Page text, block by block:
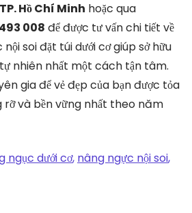
Hồ Chí Minh hoặc qua
008 để được tư vấn chi tiết về
soi đặt túi dưới cơ giúp sở hữu
nhiên nhất một cách tận tâm.
gia để vẻ đẹp của bạn được tỏa
và bền vững nhất theo năm
ngục dưới cơ, nâng ngực nội soi,